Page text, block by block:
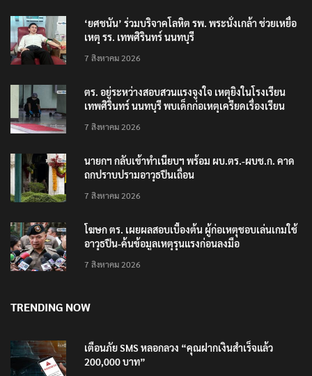
‘ยศชนัน’ ร่วมบริจาคโลหิต รพ. พระนั่งเกล้า ช่วยเหยื่อ
เหตุ รร. เทพศิรินทร์ นนทบุรี
7 สิงหาคม 2026
ตร. อยู่ระหว่างสอบสวนแรงจูงใจ เหตุยิงในโรงเรียน
เทพศิรินทร์ นนทบุรี พบเด็กก่อเหตุเครียดเรื่องเรียน
7 สิงหาคม 2026
นายกฯ กลับเข้าทำเนียบฯ พร้อม ผบ.ตร.-ผบช.ก. คาด
ถกปราบปรามอาวุธปืนเถื่อน
7 สิงหาคม 2026
โฆษก ตร. เผยผลสอบเบื้องต้น ผู้ก่อเหตุชอบเล่นเกมใช้
อาวุธปืน-ค้นข้อมูลเหตุรุนแรงก่อนลงมือ
7 สิงหาคม 2026
TRENDING NOW
เตือนภัย SMS หลอกลวง “คุณฝากเงินสำเร็จแล้ว
200,000 บาท”